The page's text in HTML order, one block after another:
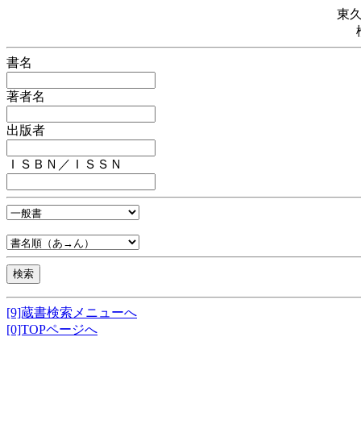
東
書名
著者名
出版者
ＩＳＢＮ／ＩＳＳＮ
[9]蔵書検索メニューへ
[0]TOPページへ